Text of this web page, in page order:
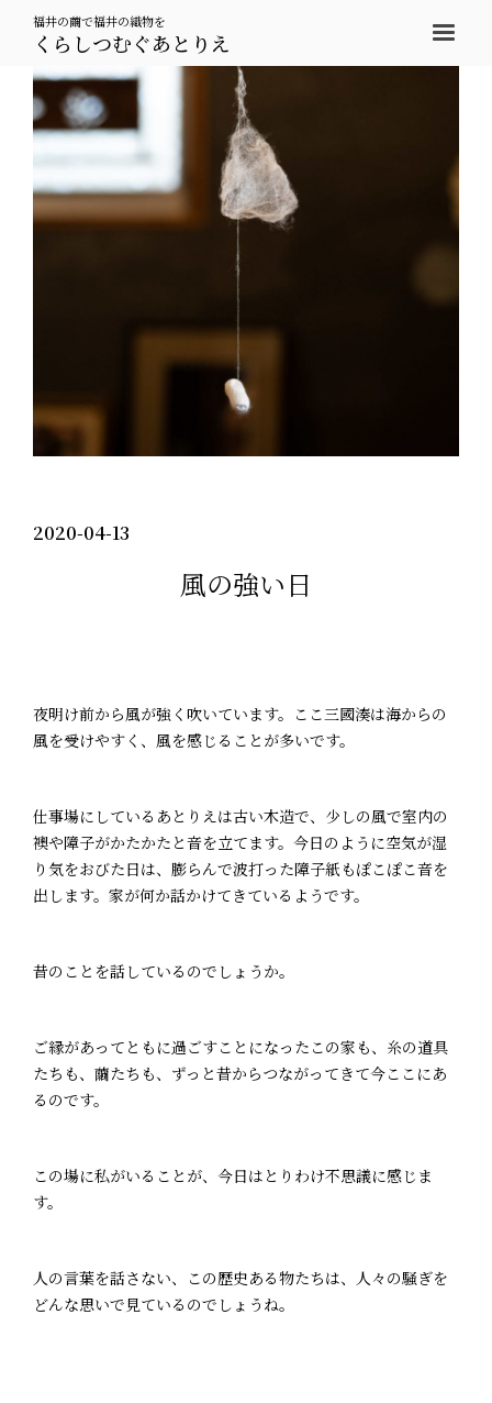
福井の繭で福井の織物を
くらしつむぐあとりえ
2020-04-13
風の強い日
夜明け前から風が強く吹いています。ここ三國湊は海からの
風を受けやすく、風を感じることが多いです。
仕事場にしているあとりえは古い木造で、少しの風で室内の
襖や障子がかたかたと音を立てます。今日のように空気が湿
り気をおびた日は、膨らんで波打った障子紙もぽこぽこ音を
出します。家が何か話かけてきているようです。
昔のことを話しているのでしょうか。
ご縁があってともに過ごすことになったこの家も、糸の道具
たちも、繭たちも、ずっと昔からつながってきて今ここにあ
るのです。
この場に私がいることが、今日はとりわけ不思議に感じま
す。
人の言葉を話さない、この歴史ある物たちは、人々の騒ぎを
どんな思いで見ているのでしょうね。